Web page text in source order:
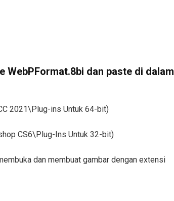
dan paste di dalam
2021\Plug-ins Untuk 64-bit)
CS6\Plug-Ins Untuk 32-bit)
dan membuat gambar dengan extensi